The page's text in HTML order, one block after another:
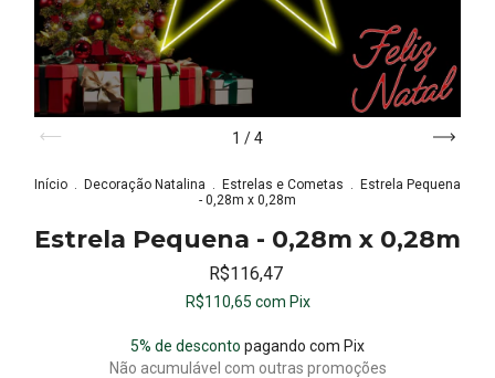
1 /4
Início . Decoração Natalina . Estrelas e Cometas .
Estrela Pequena
- 0,28m x 0,28m
Estrela Pequena - 0,28m x 0,28m
R$116,47
R$110,65 com Pix
5% de desconto pagando com Pix
Não acumulável com outras promoções